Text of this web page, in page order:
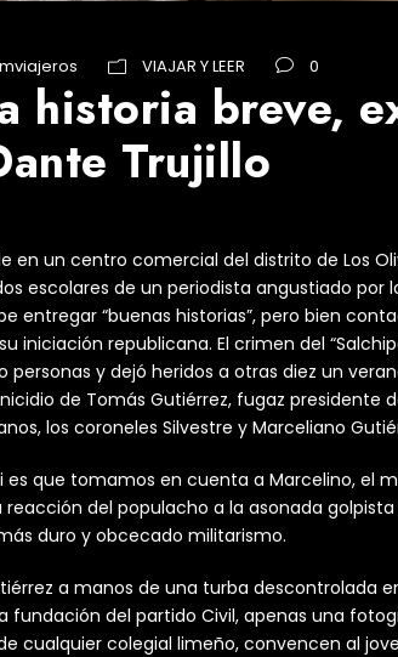
VIAJAR Y LEER 0
historia breve,
Trujillo
en un centro comercial del distrito de Los
escolares de un periodista angustiado por
entregar “buenas historias”, pero bien
iniciación republicana. El crimen del
personas y dejó heridos a otras diez un
de Tomás Gutiérrez, fugaz presidente
los coroneles Silvestre y Marceliano
es que tomamos en cuenta a Marcelino, el
reacción del populacho a la asonada
duro y obcecado militarismo.
a manos de una turba descontrolada
fundación del partido Civil, apenas una
cualquier colegial limeño, convencen al